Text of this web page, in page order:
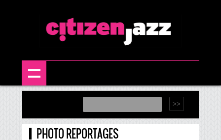
PHOTO REPORTAGES